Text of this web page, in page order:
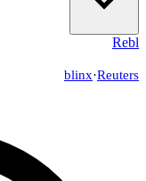
Rebl
Reuters
·
blinx